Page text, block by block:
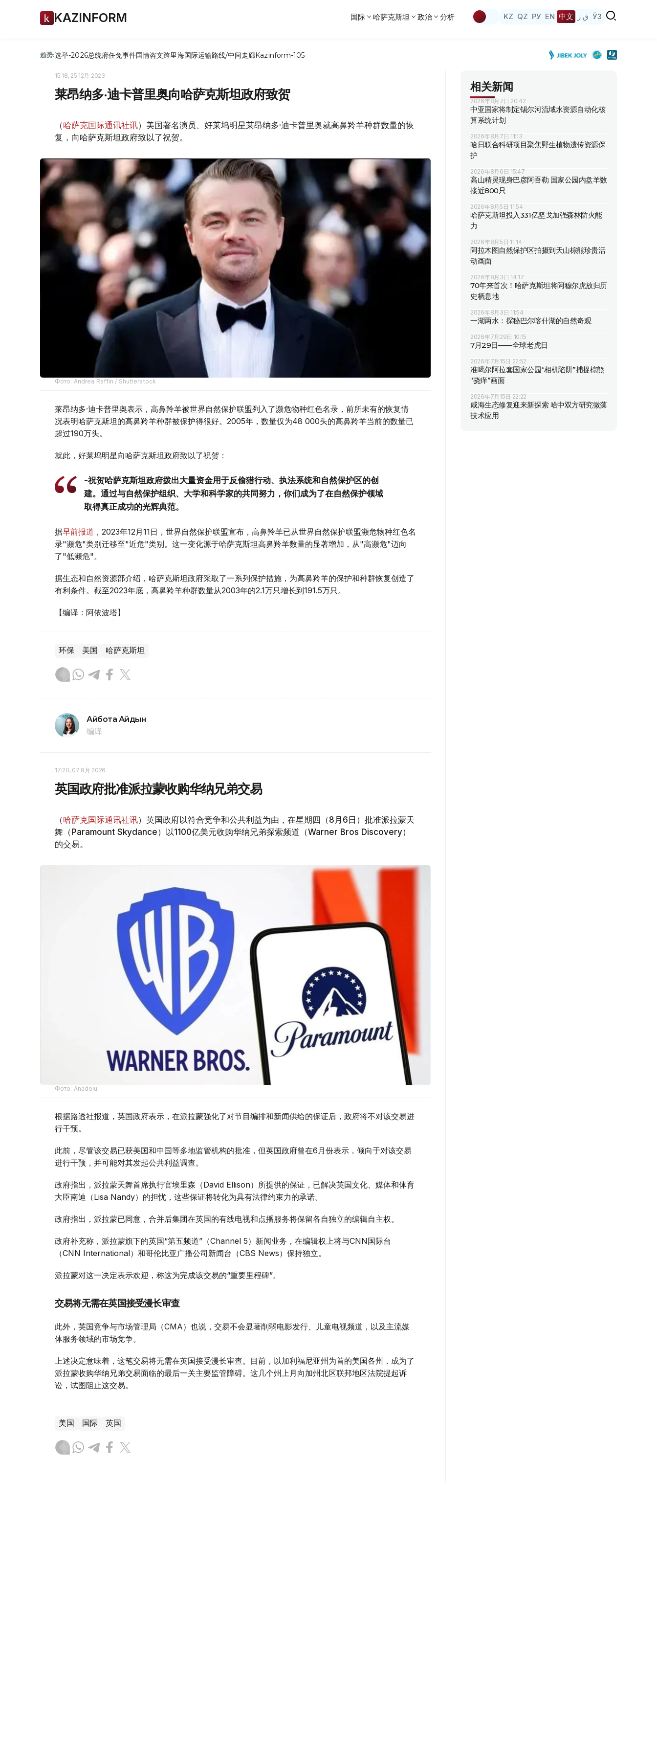
KAZINFORM 国际 哈萨克斯坦 政治 分析 KZ QZ РУ EN 中文 ق ز ЎЗ
趋势:选举-2026总统府任免事件国情咨文跨里海国际运输路线/中间走廊Kazinform-105
15:18, 25 12月 2023
莱昂纳多·迪卡普里奥向哈萨克斯坦政府致贺
（哈萨克国际通讯社讯）美国著名演员、好莱坞明星莱昂纳多·迪卡普里奥就高鼻羚羊种群数量的恢
复，向哈萨克斯坦政府致以了祝贺。
Фото: Andrea Raffin / Shutterstock
莱昂纳多·迪卡普里奥表示，高鼻羚羊被世界自然保护联盟列入了濒危物种红色名录，前所未有的恢复情
况表明哈萨克斯坦的高鼻羚羊种群被保护得很好。2005年，数量仅为48 000头的高鼻羚羊当前的数量已
超过190万头。
就此，好莱坞明星向哈萨克斯坦政府致以了祝贺：
-祝贺哈萨克斯坦政府拨出大量资金用于反偷猎行动、执法系统和自然保护区的创
建。通过与自然保护组织、大学和科学家的共同努力，你们成为了在自然保护领域
取得真正成功的光辉典范。
据早前报道 ，2023年12月11日，世界自然保护联盟宣布，高鼻羚羊已从世界自然保护联盟濒危物种红色名
录"濒危"类别迁移至"近危"类别。这一变化源于哈萨克斯坦高鼻羚羊数量的显著增加，从"高濒危"迈向
了"低濒危"。
据生态和自然资源部介绍，哈萨克斯坦政府采取了一系列保护措施，为高鼻羚羊的保护和种群恢复创造了
有利条件。截至2023年底，高鼻羚羊种群数量从2003年的2.1万只增长到191.5万只。
【编译：阿依波塔】
环保 美国 哈萨克斯坦
Айбота Айдын
编译
17:20, 07 8月 2026
英国政府批准派拉蒙收购华纳兄弟交易
（哈萨克国际通讯社讯）英国政府以符合竞争和公共利益为由，在星期四（8月6日）批准派拉蒙天
舞（Paramount Skydance）以1100亿美元收购华纳兄弟探索频道（Warner Bros Discovery）
的交易。
Фото: Аnadolu
根据路透社报道，英国政府表示，在派拉蒙强化了对节目编排和新闻供给的保证后，政府将不对该交易进
行干预。
此前，尽管该交易已获美国和中国等多地监管机构的批准，但英国政府曾在6月份表示，倾向于对该交易
进行干预，并可能对其发起公共利益调查。
政府指出，派拉蒙天舞首席执行官埃里森（David Ellison）所提供的保证，已解决英国文化、媒体和体育
大臣南迪（Lisa Nandy）的担忧，这些保证将转化为具有法律约束力的承诺。
政府指出，派拉蒙已同意，合并后集团在英国的有线电视和点播服务将保留各自独立的编辑自主权。
政府补充称，派拉蒙旗下的英国“第五频道”（Channel 5）新闻业务，在编辑权上将与CNN国际台
（CNN International）和哥伦比亚广播公司新闻台（CBS News）保持独立。
派拉蒙对这一决定表示欢迎，称这为完成该交易的“重要里程碑”。
交易将无需在英国接受漫长审查
此外，英国竞争与市场管理局（CMA）也说，交易不会显著削弱电影发行、儿童电视频道，以及主流媒
体服务领域的市场竞争。
上述决定意味着，这笔交易将无需在英国接受漫长审查。目前，以加利福尼亚州为首的美国各州，成为了
派拉蒙收购华纳兄弟交易面临的最后一关主要监管障碍。这几个州上月向加州北区联邦地区法院提起诉
讼，试图阻止这交易。
美国 国际 英国
相关新闻
2026年8月7日 20:42
中亚国家将制定锡尔河流域水资源自动化核
算系统计划
2026年8月7日 11:13
哈日联合科研项目聚焦野生植物遗传资源保
护
2026年8月6日 15:47
高山精灵现身巴彦阿吾勒 国家公园内盘羊数
接近800只
2026年8月5日 11:54
哈萨克斯坦投入331亿坚戈加强森林防火能
力
2026年8月5日 11:14
阿拉木图自然保护区拍摄到天山棕熊珍贵活
动画面
2026年8月3日 14:17
70年来首次！哈萨克斯坦将阿穆尔虎放归历
史栖息地
2026年8月3日 11:54
一湖两水：探秘巴尔喀什湖的自然奇观
2026年7月29日 10:15
7月29日——全球老虎日
2026年7月15日 22:52
准噶尔阿拉套国家公园“相机陷阱”捕捉棕熊
“挠痒”画面
2026年7月15日 22:22
咸海生态修复迎来新探索 哈中双方研究微藻
技术应用